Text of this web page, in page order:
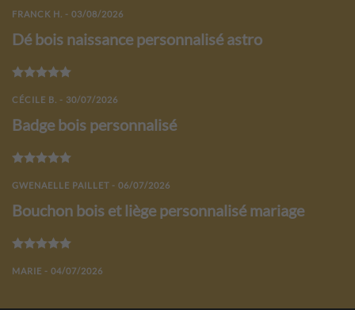
FRANCK H. - 03/08/2026
Dé bois naissance personnalisé astro
CÉCILE B. - 30/07/2026
Badge bois personnalisé
GWENAELLE PAILLET - 06/07/2026
Bouchon bois et liège personnalisé mariage
MARIE - 04/07/2026